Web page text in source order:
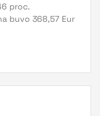
proc.
buvo 368,57 Eur